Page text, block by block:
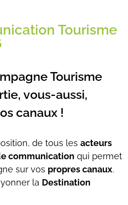
Tourisme
Tourisme
vous-aussi,
canaux !
de tous les acteurs
communication qui permet
sur vos propres canaux.
la Destination